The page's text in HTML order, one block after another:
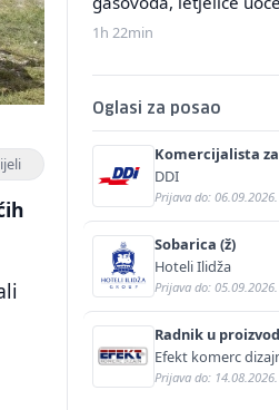
1h 22min
Oglasi za posao
Komercijalista
pekarstvo (m/ž)
DDI
Prijava do:
Sobarica (ž)
Hoteli Ilidža
Prijava do:
Radnik u
(m)
Efekt komerc
Prijava do: